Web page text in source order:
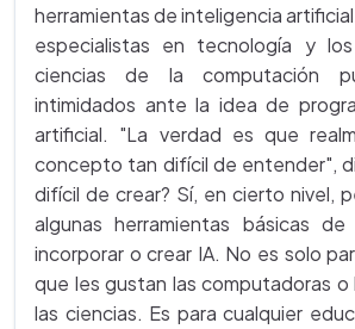
herramientas de inteligencia
especialistas en tecnología y
ciencias de la computación
intimidados ante la idea de
artificial. "La verdad es que
concepto tan difícil de entender",
difícil de crear? Sí, en cierto nivel,
algunas herramientas básicas
incorporar o crear IA. No es solo
que les gustan las computadoras o
las ciencias. Es para cualquier